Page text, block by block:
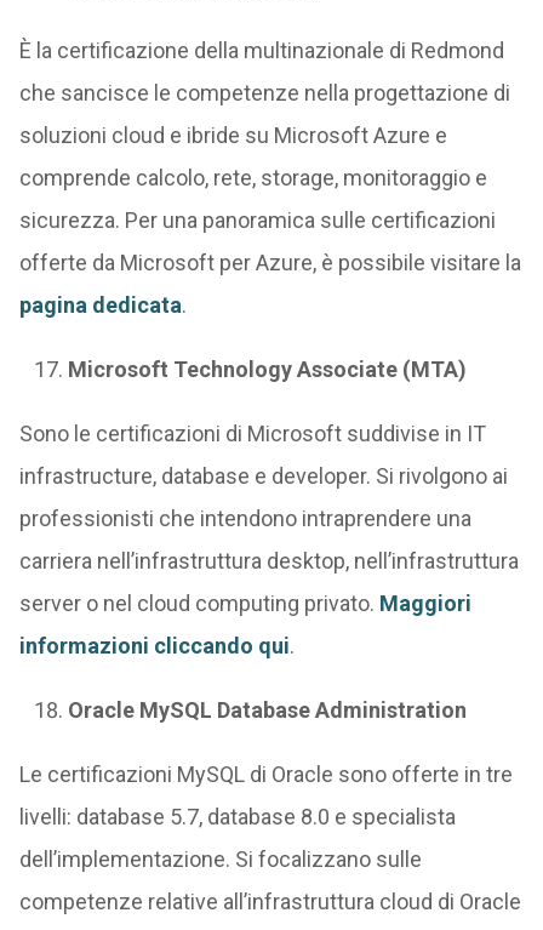
È la certificazione della multinazionale di Redmond
che sancisce le competenze nella progettazione di
soluzioni cloud e ibride su Microsoft Azure e
comprende calcolo, rete, storage, monitoraggio e
sicurezza. Per una panoramica sulle certificazioni
offerte da Microsoft per Azure, è possibile visitare la
pagina dedicata.
Microsoft Technology Associate (MTA)
Sono le certificazioni di Microsoft suddivise in IT
infrastructure, database e developer. Si rivolgono ai
professionisti che intendono intraprendere una
carriera nell’infrastruttura desktop, nell’infrastruttura
server o nel cloud computing privato. Maggiori
informazioni cliccando qui.
Oracle MySQL Database Administration
Le certificazioni MySQL di Oracle sono offerte in tre
livelli: database 5.7, database 8.0 e specialista
dell’implementazione. Si focalizzano sulle
competenze relative all’infrastruttura cloud di Oracle